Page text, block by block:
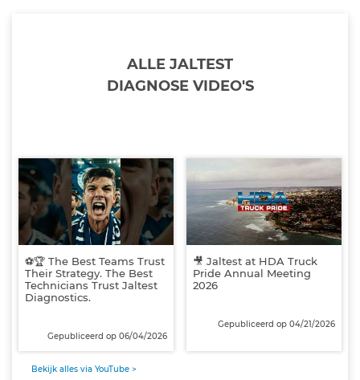
ALLE JALTEST
DIAGNOSE VIDEO'S
⚽🏆 The Best Teams Trust
Their Strategy. The Best
Technicians Trust Jaltest
Diagnostics.
Gepubliceerd op 06/04/2026
🎥 Jaltest at HDA Truck
Pride Annual Meeting
2026
Gepubliceerd op 04/21/2026
Bekijk alles via YouTube >